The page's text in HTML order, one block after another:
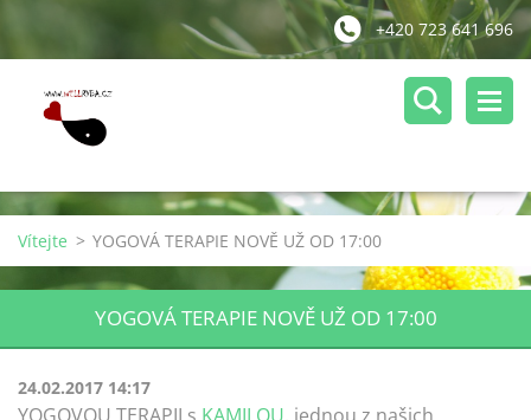
+420 723 641 696
Vítejte > YOGOVÁ TERAPIE NOVĚ UŽ OD 17:00
YOGOVÁ TERAPIE NOVĚ UŽ OD 17:00
24.02.2017 14:17